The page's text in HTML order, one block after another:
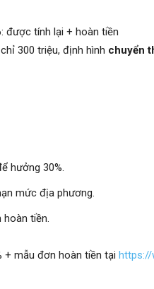
tính lại + hoàn tiền
300 triệu, định hình chuyển
hưởng 30%.
mức địa phương.
tiền.
+ mẫu đơn hoàn tiền tại https://